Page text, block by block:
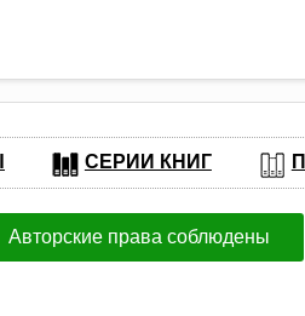
СЕРИИ КНИГ
Авторские права соблюдены